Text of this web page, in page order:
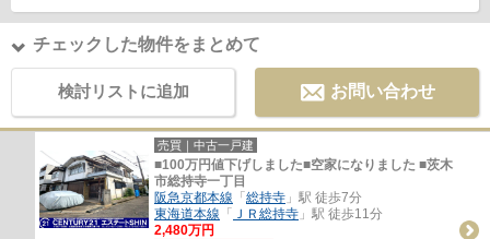
チェックした物件をまとめて
検討リストに追加 お問い合わせ
売買｜中古一戸建
■100万円値下げしました■空家になりました ■茨木
市総持寺一丁目
阪急京都本線 「 総持寺 」駅 徒歩7分
東海道本線 「 ＪＲ総持寺 」駅 徒歩11分
2,480万円